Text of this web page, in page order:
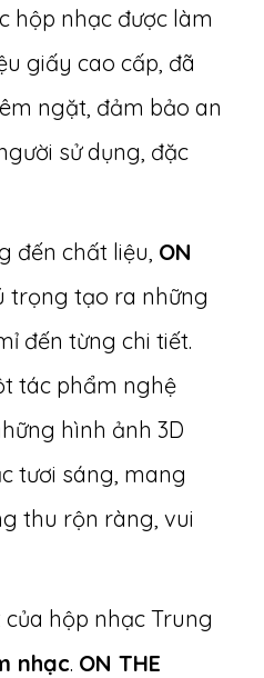
hộp nhạc được làm
giấy cao cấp, đã
ngặt, đảm bảo an
sử dụng, đặc
đến chất liệu, ON
trọng tạo ra những
đến từng chi tiết.
tác phẩm nghệ
hình ảnh 3D
tươi sáng, mang
thu rộn ràng, vui
hộp nhạc Trung
nhạc. ON THE